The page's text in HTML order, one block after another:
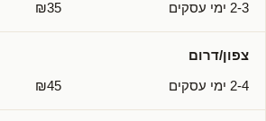
2-3 ימי עסקים ₪35
צפון/דרום
2-4 ימי עסקים ₪45